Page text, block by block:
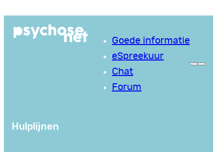
naar
Goede informatie
eSpreekuur
Chat
Forum
Hulplijnen